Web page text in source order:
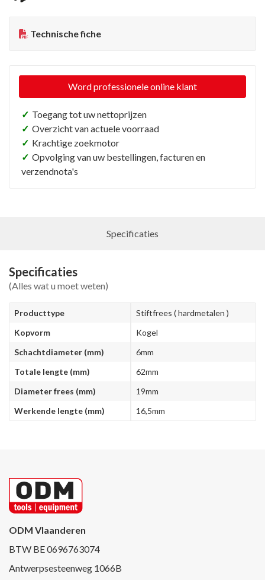
Technische fiche
Word professionele online klant
✓ Toegang tot uw nettoprijzen
✓ Overzicht van actuele voorraad
✓ Krachtige zoekmotor
✓ Opvolging van uw bestellingen, facturen en
verzendnota's
Specificaties
Specificaties
(Alles wat u moet weten)
Producttype
Stiftfrees ( hardmetalen )
Kopvorm
Kogel
Schachtdiameter (mm)
6mm
Totale lengte (mm)
62mm
Diameter frees (mm)
19mm
Werkende lengte (mm)
16,5mm
ODM Vlaanderen
BTW BE 0696763074
Antwerpsesteenweg 1066B